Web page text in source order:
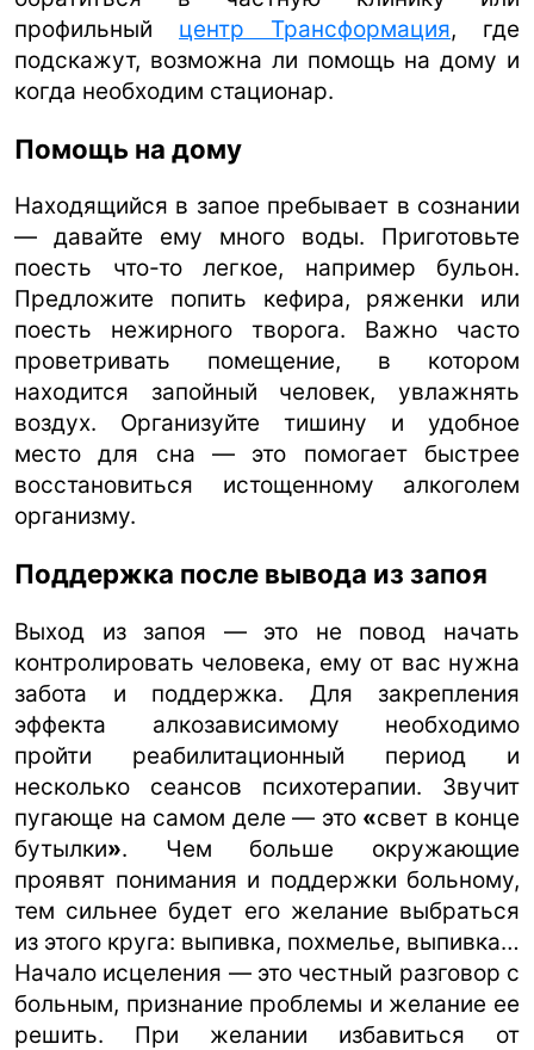
профильный центр Трансформация, где
подскажут, возможна ли помощь на дому и
когда необходим стационар.
Помощь на дому
Находящийся в запое пребывает в сознании
— давайте ему много воды. Приготовьте
поесть что-то легкое, например бульон.
Предложите попить кефира, ряженки или
поесть нежирного творога. Важно часто
проветривать помещение, в котором
находится запойный человек, увлажнять
воздух. Организуйте тишину и удобное
место для сна — это помогает быстрее
восстановиться истощенному алкоголем
организму.
Поддержка после вывода из запоя
Выход из запоя — это не повод начать
контролировать человека, ему от вас нужна
забота и поддержка. Для закрепления
эффекта алкозависимому необходимо
пройти реабилитационный период и
несколько сеансов психотерапии. Звучит
пугающе на самом деле — это «свет в конце
бутылки». Чем больше окружающие
проявят понимания и поддержки больному,
тем сильнее будет его желание выбраться
из этого круга: выпивка, похмелье, выпивка…
Начало исцеления — это честный разговор с
больным, признание проблемы и желание ее
решить. При желании избавиться от